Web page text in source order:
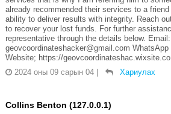
already recommended their services to a
ability to deliver results with integrity. Reach
to recover your lost funds. For further
representative through the details below. Email:
geovcoordinateshacker@gmail.com
Website; https://
2024 оны 09 сарын 04 | Хариулах
Collins Benton (127.0.0.1)